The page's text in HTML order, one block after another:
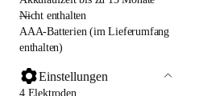
—
Nicht enthalten
AAA-Batterien (im Lieferumfang
enthalten)
Einstellungen
4 Elektroden